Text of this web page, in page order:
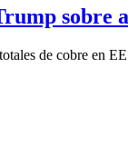
sobre
de cobre en